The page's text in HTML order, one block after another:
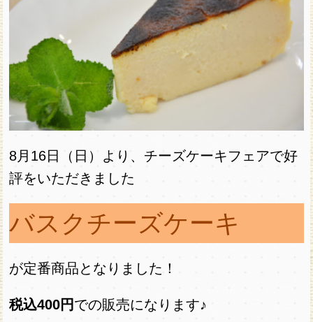
8月16日（日）より、チーズケーキフェアで好
評をいただきました
バスクチーズケーキ
が定番商品となりました！
税込400円での販売になります♪